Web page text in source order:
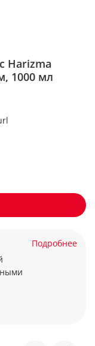
Harizma
1000 мл
Подробнее